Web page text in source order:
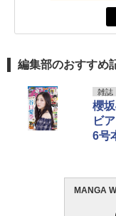
編集部のおすすめ
雑誌
櫻
ビ
6号
MANGA